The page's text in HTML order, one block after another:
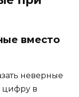
вместо
неверные
цифру в